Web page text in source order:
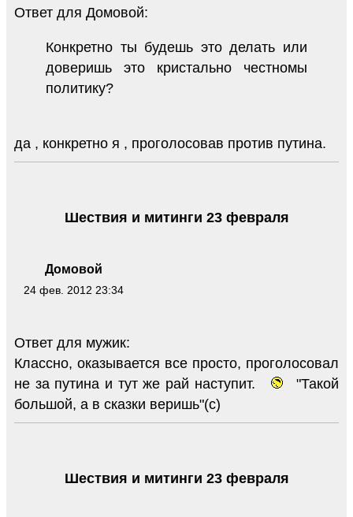
Ответ для Домовой:
Конкретно ты будешь это делать или
доверишь это кристально честномы
политику?
да , конкретно я , проголосовав против путина.
Домовой
24 фев. 2012 23:34
Шествия и митинги 23 февраля
Ответ для мужик:
Классно, оказывается все просто, проголосовал
не за путина и тут же рай наступит.
"Такой
большой, а в сказки веришь"(с)
Шествия и митинги 23 февраля